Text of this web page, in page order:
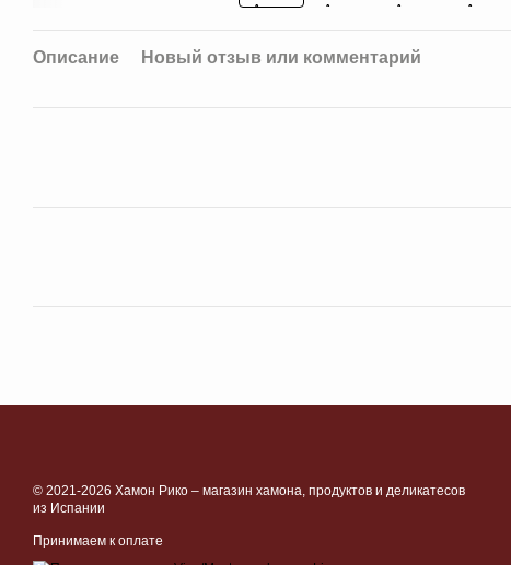
Описание Новый отзыв или комментарий
© 2021-2026 Хамон Рико – магазин хамона, продуктов и деликатесов
из Испании
Принимаем к оплате